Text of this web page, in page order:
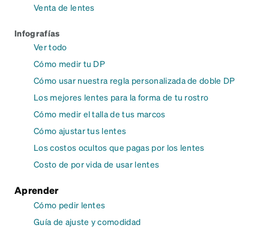
Venta de lentes
Infografías
Ver todo
Cómo medir tu DP
Cómo usar nuestra regla personalizada de doble DP
Los mejores lentes para la forma de tu rostro
Cómo medir el talla de tus marcos
Cómo ajustar tus lentes
Los costos ocultos que pagas por los lentes
Costo de por vida de usar lentes
Aprender
Cómo pedir lentes
Guía de ajuste y comodidad